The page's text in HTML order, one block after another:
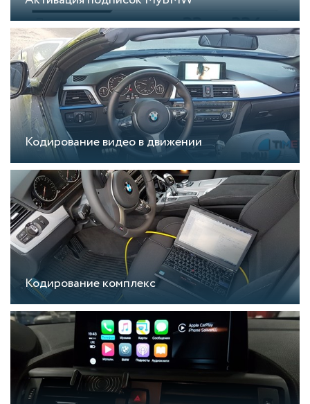
Кодирование видео в движении
Кодирование комплекс